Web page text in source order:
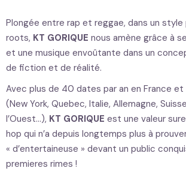
Plongée entre rap et reggae, dans un
roots, KT GORIQUE nous amène grâce à
et une musique envoûtante dans un
de fiction et de réalité.
Avec plus de 40 dates par an en France et
(New York, Quebec, Italie, Allemagne,
l’Ouest…), KT GORIQUE est une valeur
hop qui n’a depuis longtemps plus à
« d’entertaineuse » devant un public
premieres rimes !